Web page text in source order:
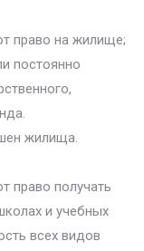
право на жилище;
постоянно
жилища.
право получать
и учебных
всех видов